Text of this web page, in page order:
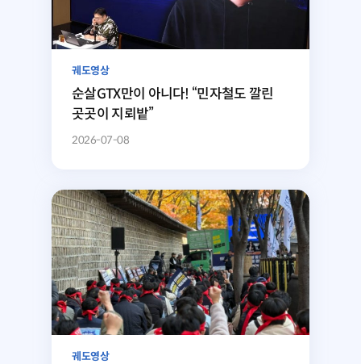
궤도영상
순살GTX만이 아니다! “민자철도 깔린
곳곳이 지뢰밭”
2026-07-08
궤도영상